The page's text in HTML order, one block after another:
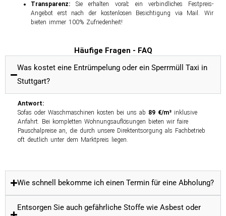
Transparenz: Sie erhalten vorab ein verbindliches Festpreis-
Angebot erst nach der kostenlosen Besichtigung via Mail. Wir
bieten immer 100% Zufriedenheit!
Häufige Fragen - FAQ
Was kostet eine Entrümpelung oder ein Sperrmüll Taxi in
Stuttgart?
Antwort:
Sofas oder Waschmaschinen kosten bei uns ab 89 €/m³ inklusive
Anfahrt. Bei kompletten Wohnungsauflösungen bieten wir faire
Pauschalpreise an, die durch unsere Direktentsorgung als Fachbetrieb
oft deutlich unter dem Marktpreis liegen.
Wie schnell bekomme ich einen Termin für eine Abholung?
Entsorgen Sie auch gefährliche Stoffe wie Asbest oder